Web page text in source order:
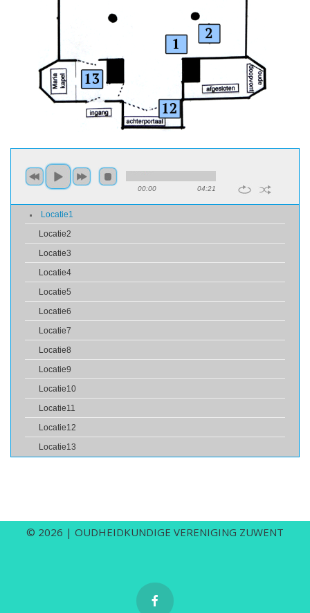
00:00 04:21
Locatie1
Locatie2
Locatie3
Locatie4
Locatie5
Locatie6
Locatie7
Locatie8
Locatie9
Locatie10
Locatie11
Locatie12
Locatie13
© 2026 | OUDHEIDKUNDIGE VERENIGING ZUWENT